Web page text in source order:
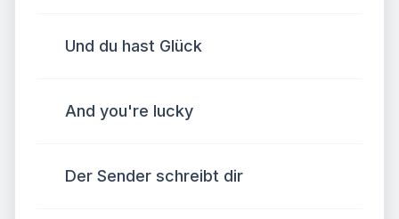
Und du hast Glück
And you're lucky
Der Sender schreibt dir